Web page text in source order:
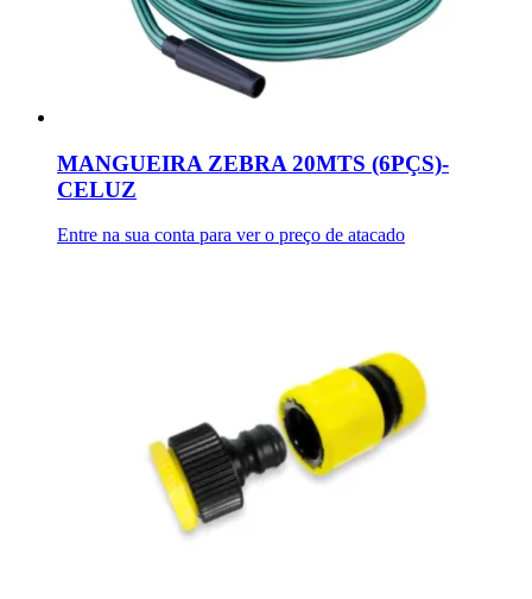
MANGUEIRA ZEBRA 20MTS (6PÇS)-
CELUZ
Entre na sua conta para ver o preço de atacado